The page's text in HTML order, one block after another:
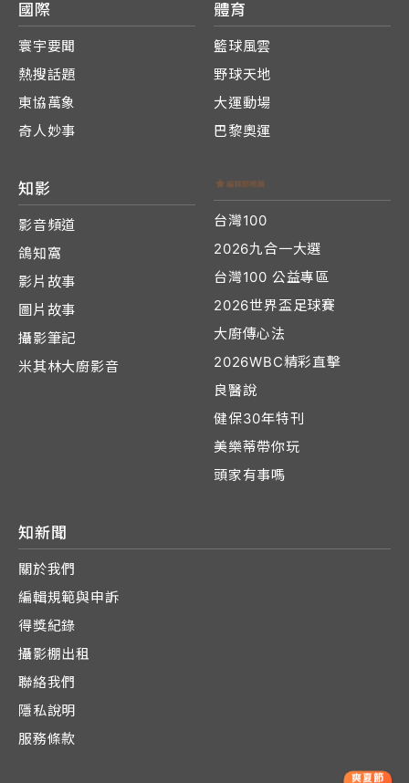
國際
寰宇要聞
熱搜話題
東協萬象
奇人妙事
體育
籃球風雲
野球天地
大運動場
巴黎奧運
知影
影音頻道
鴿知窩
影片故事
圖片故事
攝影筆記
米其林大廚影音
台灣100
2026九合一大選
台灣100 公益專區
2026世界盃足球賽
大廚傳心法
2026WBC精彩直擊
良醫說
健保30年特刊
美樂蒂帶你玩
頭家有事嗎
知新聞
關於我們
編輯規範與申訴
得獎紀錄
攝影棚出租
聯絡我們
隱私說明
服務條款
爽夏節